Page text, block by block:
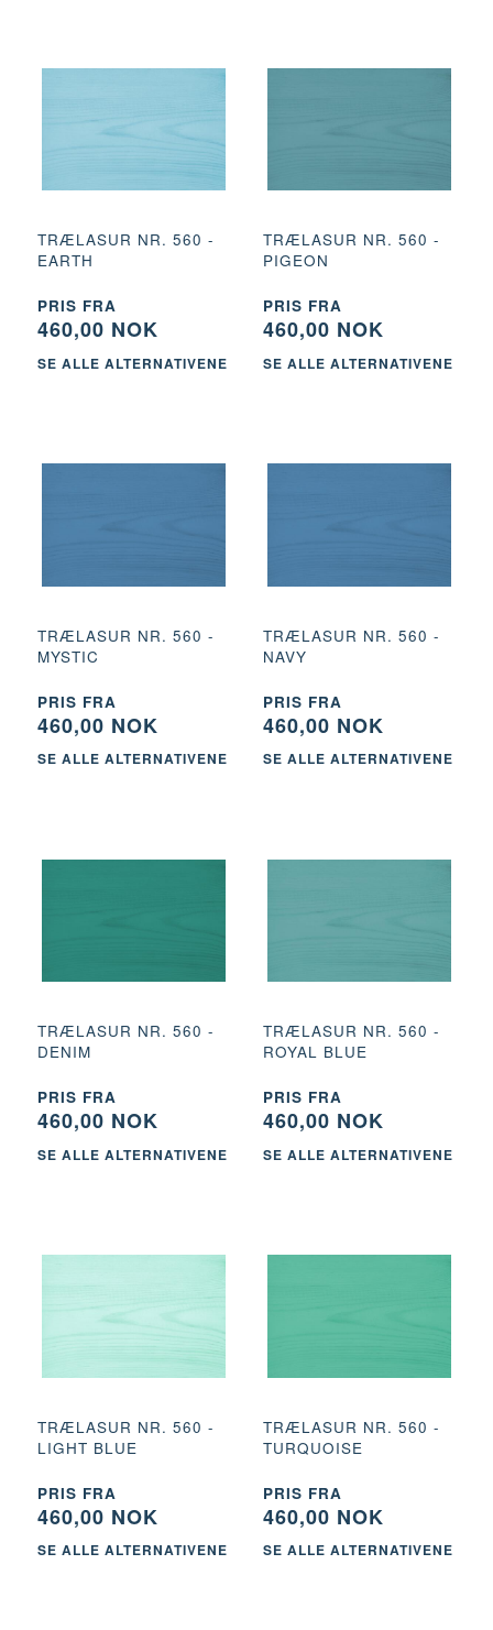
TRÆLASUR NR. 560 -
EARTH
PRIS FRA
460,00 NOK
SE ALLE ALTERNATIVENE
TRÆLASUR NR. 560 -
PIGEON
PRIS FRA
460,00 NOK
SE ALLE ALTERNATIVENE
TRÆLASUR NR. 560 -
MYSTIC
PRIS FRA
460,00 NOK
SE ALLE ALTERNATIVENE
TRÆLASUR NR. 560 -
NAVY
PRIS FRA
460,00 NOK
SE ALLE ALTERNATIVENE
TRÆLASUR NR. 560 -
DENIM
PRIS FRA
460,00 NOK
SE ALLE ALTERNATIVENE
TRÆLASUR NR. 560 -
ROYAL BLUE
PRIS FRA
460,00 NOK
SE ALLE ALTERNATIVENE
TRÆLASUR NR. 560 -
LIGHT BLUE
PRIS FRA
460,00 NOK
SE ALLE ALTERNATIVENE
TRÆLASUR NR. 560 -
TURQUOISE
PRIS FRA
460,00 NOK
SE ALLE ALTERNATIVENE